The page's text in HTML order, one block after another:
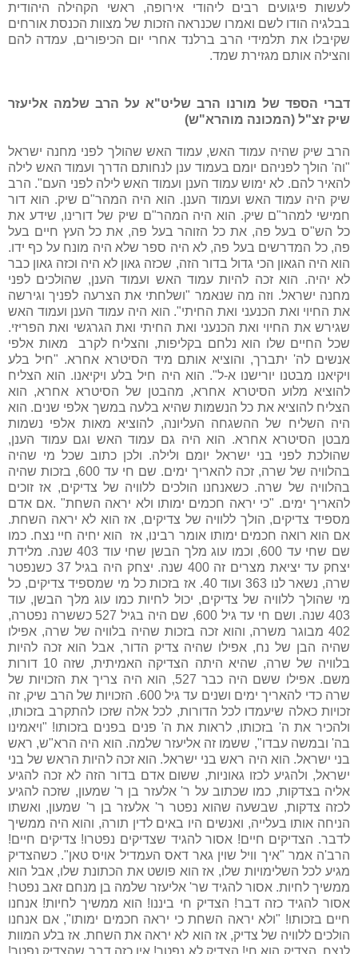
לעשות פיגועים רבים ליהודי אירופה, ראשי הקהילה היהודית
בבלגיה הודו לשם ואמרו שכנראה הזכות של מצוות הכנסת אורחים
שקיבלו את תלמידי הרב ברלנד אחרי יום הכיפורים, עמדה להם
והצילה אותם מגזירת שמד.
דברי הספד של מורנו הרב שליט"א על הרב שלמה אליעזר
שיק זצ"ל (המכונה מוהרא"ש)
הרב שיק שהיה עמוד האש, עמוד האש שהולך לפני מחנה ישראל
"וה' הולך לפניהם יומם בעמוד ענן לנחותם הדרך ועמוד האש לילה
להאיר להם. לא ימוש עמוד הענן ועמוד האש לילה לפני העם". הרב
שיק היה עמוד האש ועמוד הענן. הוא היה המהר"ם שיק. הוא דור
חמישי למהר"ם שיק. הוא היה המהר"ם שיק של דורינו, שידע את
כל הש"ס בעל פה, את כל הזוהר בעל פה, את כל העץ חיים בעל
פה, כל המדרשים בעל פה, לא היה ספר שלא היה מונח על כף ידו.
הוא היה הגאון הכי גדול בדור הזה, שכזה גאון לא היה וכזה גאון כבר
לא יהיה. הוא זכה להיות עמוד האש ועמוד הענן, שהולכים לפני
מחנה ישראל. וזה מה שנאמר "ושלחתי את הצרעה לפניך וגירשה
את החיוי ואת הכנעני ואת החיתי". הוא היה עמוד הענן ועמוד האש
שגירש את החיוי ואת הכנעני ואת החיתי ואת הגרגשי ואת הפריזי.
שכל החיים שלו הוא נלחם בקליפות, והצליח לקרב מאות אלפי
אנשים לה' יתברך, והוציא אותם מיד הסיטרא אחרא. "חיל בלע
ויקיאנו מבטנו יורישנו א-ל". הוא היה חיל בלע ויקיאנו. הוא הצליח
להוציא מלוע הסיטרא אחרא, מהבטן של הסיטרא אחרא, הוא
הצליח להוציא את כל הנשמות שהיא בלעה במשך אלפי שנים. הוא
היה השליח של ההשגחה העליונה, להוציא מאות אלפי נשמות
מבטן הסיטרא אחרא. הוא היה גם עמוד האש וגם עמוד הענן,
שהולכת לפני בני ישראל יומם ולילה. ולכן כתוב שכל מי שהיה
בהלוויה של שרה, זכה להאריך ימים. שם חי עד 600, בזכות שהיה
בהלוויה של שרה. כשאנחנו הולכים ללוויה של צדיקים, אז זוכים
להאריך ימים. "כי יראה חכמים ימותו ולא יראה השחת" .אם אדם
מספיד צדיקים, הולך ללוויה של צדיקים, אז הוא לא יראה השחת.
אם הוא רואה חכמים ימותו אומר רבינו, אז הוא יחיה חיי נצח. כמו
שם שחי עד 600, וכמו עוג מלך הבשן שחי עוד 403 שנה. מלידת
יצחק עד יציאת מצרים זה 400 שנה. יצחק היה בגיל 37 כשנפטר
שרה, נשאר לנו 363 ועוד 40. אז בזכות כל מי שמספיד צדיקים, כל
מי שהולך ללוויה של צדיקים, יכול לחיות כמו עוג מלך הבשן, עוד
403 שנה. ושם חי עד גיל 600, שם היה בגיל 527 כששרה נפטרה,
402 מבוגר משרה, והוא זכה בזכות שהיה בלוויה של שרה, אפילו
שהיה הבן של נח, אפילו שהיה צדיק הדור, אבל הוא זכה להיות
בלוויה של שרה, שהיא היתה הצדיקה האמיתית, שזה 10 דורות
משם. אפילו ששם היה כבר 527, הוא היה צריך את הזכויות של
שרה כדי להאריך ימים ושנים עד גיל 600. הזכויות של הרב שיק, זה
זכויות כאלה שיעמדו לכל הדורות, לכל אלה שזכו להתקרב בזכותו,
ולהכיר את ה' בזכותו, לראות את ה' פנים בפנים בזכותו! "ויאמינו
בה' ובמשה עבדו", ששמו זה אליעזר שלמה. הוא היה הרא"ש, ראש
בני ישראל. הוא היה ראש בני ישראל. הוא זכה להיות הראש של בני
ישראל, ולהגיע לכזו גאוניות, ששום אדם בדור הזה לא זכה להגיע
אליה בצדקות, כמו שכתוב על ר' אלעזר בן ר' שמעון, שזכה להגיע
לכזה צדקות, שבשעה שהוא נפטר ר' אלעזר בן ר' שמעון, ואשתו
הניחה אותו בעלייה, ואנשים היו באים לדין תורה, והוא היה ממשיך
לדבר. הצדיקים חיים! אסור להגיד שצדיקים נפטרו! צדיקים חיים!
הרב'ה אמר "איך וויל שוין גאר דאס העמדיל אויס טאן". כשהצדיק
מגיע לכל השלימויות שלו, אז הוא פושט את הכתונת שלו, אבל הוא
ממשיך לחיות. אסור להגיד שר' אליעזר שלמה בן מנחם זאב נפטר!
אסור להגיד כזה דבר! הצדיק חי ביננו! הוא ממשיך לחיות! אנחנו
חיים בזכותו! "ולא יראה השחת כי יראה חכמים ימותו", אם אנחנו
הולכים ללוויה של צדיק, אז הוא לא יראה את השחת. אז בלע המוות